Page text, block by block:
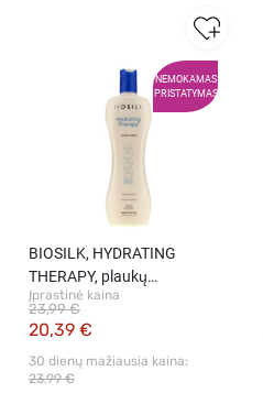
NEMOKAMAS
PRISTATYMAS
BIOSILK, HYDRATING
THERAPY, plaukų
kondicionierius, 355 ml
Įprastinė kaina
20,39 €
23,99 €
30 dienų mažiausia kaina:
23,99 €